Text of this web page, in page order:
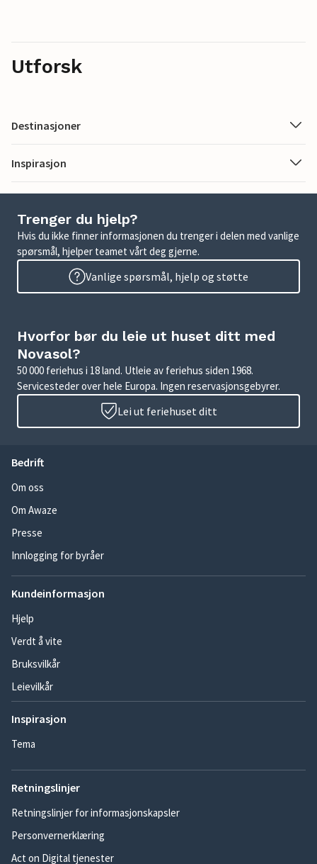
Utforsk
Destinasjoner
Inspirasjon
Trenger du hjelp?
Hvis du ikke finner informasjonen du trenger i delen med vanlige
spørsmål, hjelper teamet vårt deg gjerne.
Vanlige spørsmål, hjelp og støtte
Hvorfor bør du leie ut huset ditt med
Novasol?
50 000 feriehus i 18 land. Utleie av feriehus siden 1968.
Servicesteder over hele Europa. Ingen reservasjonsgebyrer.
Lei ut feriehuset ditt
Bedrift
Om oss
Om Awaze
Presse
Innlogging for byråer
Kundeinformasjon
Hjelp
Verdt å vite
Bruksvilkår
Leievilkår
Inspirasjon
Tema
Retningslinjer
Retningslinjer for informasjonskapsler
Personvernerklæring
Act on Digital tjenester